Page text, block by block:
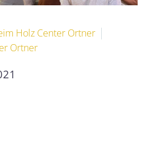
Holz Center Ortner
Ortner